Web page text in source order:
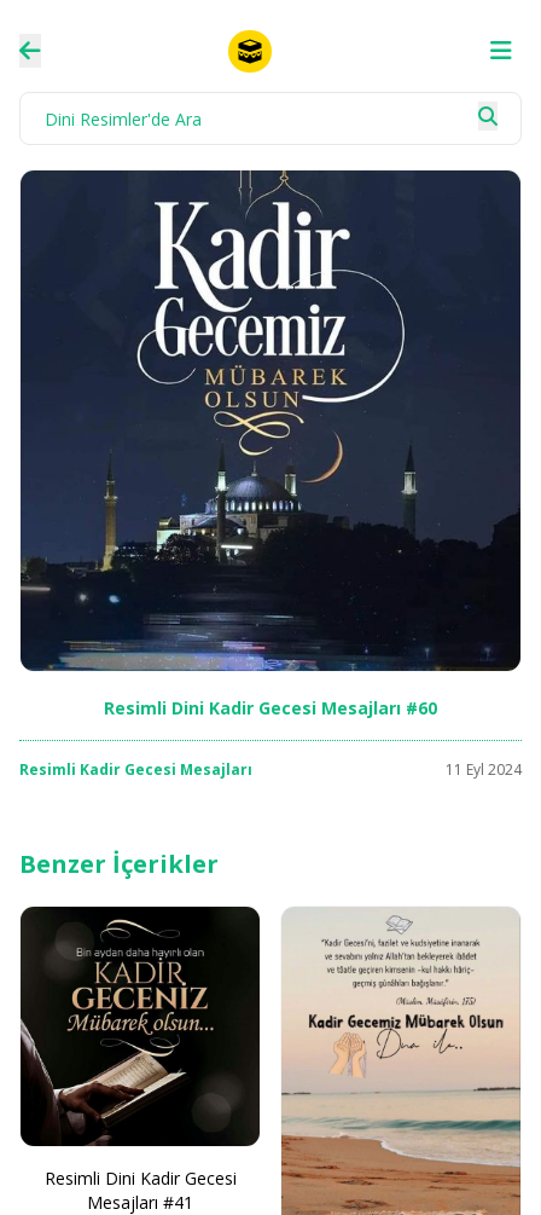
Resimli Dini Kadir Gecesi Mesajları #60
Resimli Kadir Gecesi Mesajları 11 Eyl 2024
Benzer İçerikler
Resimli Dini Kadir Gecesi
Mesajları #41